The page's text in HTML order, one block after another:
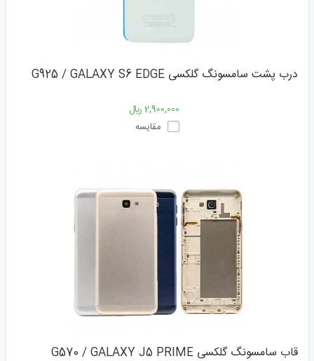
درب پشت سامسونگ گلکسی G925 / GALAXY S6 EDGE
2,900,000 ﷼
مقایسه
قاب سامسونگ گلکسی G570 / GALAXY J5 PRIME